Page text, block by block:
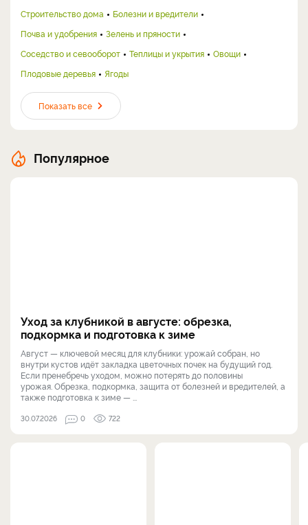
Строительство дома
Болезни и вредители
Почва и удобрения
Зелень и пряности
Соседство и севооборот
Теплицы и укрытия
Овощи
Плодовые деревья
Ягоды
Показать все
Популярное
Уход за клубникой в августе: обрезка,
подкормка и подготовка к зиме
Август — ключевой месяц для клубники: урожай собран, но
внутри кустов идёт закладка цветочных почек на будущий год.
Если пренебречь уходом, можно потерять до половины
урожая. Обрезка, подкормка, защита от болезней и вредителей, а
также подготовка к зиме — ...
30.07.2026 0 722